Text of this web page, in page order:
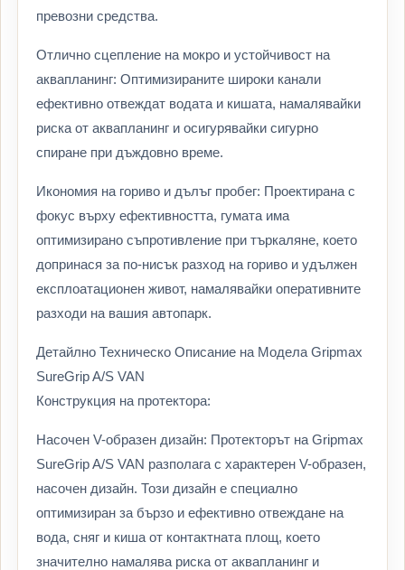
превозни средства.
Отлично сцепление на мокро и устойчивост на
аквапланинг: Оптимизираните широки канали
ефективно отвеждат водата и кишата, намалявайки
риска от аквапланинг и осигурявайки сигурно
спиране при дъждовно време.
Икономия на гориво и дълъг пробег: Проектирана с
фокус върху ефективността, гумата има
оптимизирано съпротивление при търкаляне, което
допринася за по-нисък разход на гориво и удължен
експлоатационен живот, намалявайки оперативните
разходи на вашия автопарк.
Детайлно Техническо Описание на Модела Gripmax
SureGrip A/S VAN
Конструкция на протектора:
Насочен V-образен дизайн: Протекторът на Gripmax
SureGrip A/S VAN разполага с характерен V-образен,
насочен дизайн. Този дизайн е специално
оптимизиран за бързо и ефективно отвеждане на
вода, сняг и киша от контактната площ, което
значително намалява риска от аквапланинг и